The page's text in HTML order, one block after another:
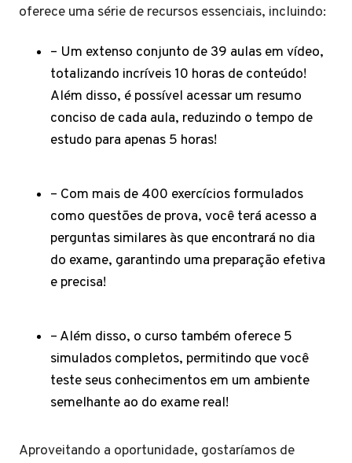
oferece uma série de recursos essenciais, incluindo:
– Um extenso conjunto de 39 aulas em vídeo,
totalizando incríveis 10 horas de conteúdo!
Além disso, é possível acessar um resumo
conciso de cada aula, reduzindo o tempo de
estudo para apenas 5 horas!
– Com mais de 400 exercícios formulados
como questões de prova, você terá acesso a
perguntas similares às que encontrará no dia
do exame, garantindo uma preparação efetiva
e precisa!
– Além disso, o curso também oferece 5
simulados completos, permitindo que você
teste seus conhecimentos em um ambiente
semelhante ao do exame real!
Aproveitando a oportunidade, gostaríamos de